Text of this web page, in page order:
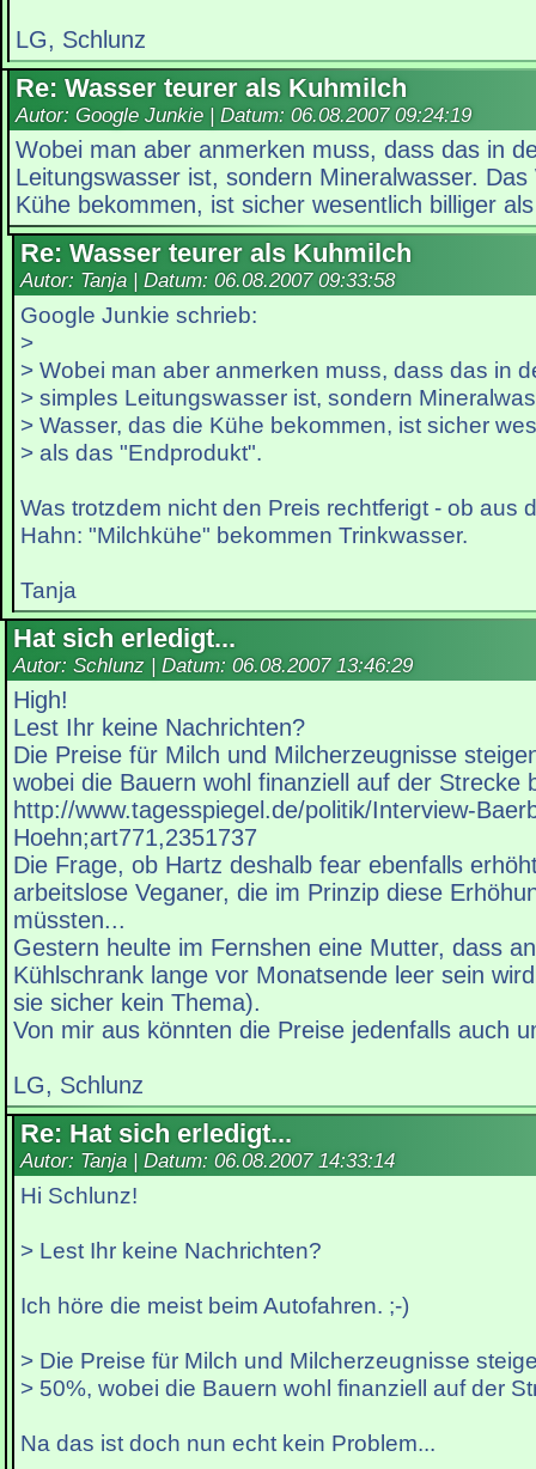
LG, Schlunz
Re: Wasser teurer als Kuhmilch
Autor: Google Junkie | Datum: 06.08.2007 09:24:19
Wobei man aber anmerken muss, dass das in
Leitungswasser ist, sondern Mineralwasser. Das
Kühe bekommen, ist sicher wesentlich billiger
Re: Wasser teurer als Kuhmilch
Autor: Tanja | Datum: 06.08.2007 09:33:58
Google Junkie schrieb:
>
> Wobei man aber anmerken muss, dass das in
> simples Leitungswasser ist, sondern
> Wasser, das die Kühe bekommen, ist sicher
> als das "Endprodukt".
Was trotzdem nicht den Preis rechtferigt - ob aus
Hahn: "Milchkühe" bekommen Trinkwasser.
Tanja
Hat sich erledigt...
Autor: Schlunz | Datum: 06.08.2007 13:46:29
High!
Lest Ihr keine Nachrichten?
Die Preise für Milch und Milcherzeugnisse
wobei die Bauern wohl finanziell auf der Strecke
http://www.tagesspiegel.de/politik/Interview-
Hoehn;art771,2351737
Die Frage, ob Hartz deshalb fear ebenfalls
arbeitslose Veganer, die im Prinzip diese
müssten...
Gestern heulte im Fernshen eine Mutter, dass
Kühlschrank lange vor Monatsende leer sein
sie sicher kein Thema).
Von mir aus könnten die Preise jedenfalls auch
LG, Schlunz
Re: Hat sich erledigt...
Autor: Tanja | Datum: 06.08.2007 14:33:14
Hi Schlunz!
> Lest Ihr keine Nachrichten?
Ich höre die meist beim Autofahren. ;-)
> Die Preise für Milch und Milcherzeugnisse
> 50%, wobei die Bauern wohl finanziell auf der
Na das ist doch nun echt kein Problem...